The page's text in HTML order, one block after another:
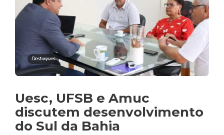
Destaques
Uesc, UFSB e Amuc
discutem desenvolvimento
do Sul da Bahia